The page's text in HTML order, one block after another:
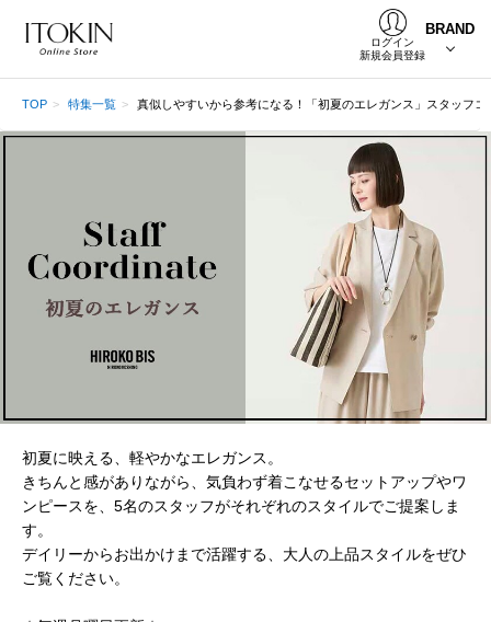
ログイン
新規会員登録
BRAND
TOP 特集一覧 真似しやすいから参考になる！「初夏のエレガンス」スタッフコ
初夏に映える、軽やかなエレガンス。
きちんと感がありながら、気負わず着こなせるセットアップやワ
ンピースを、5名のスタッフがそれぞれのスタイルでご提案しま
す。
デイリーからお出かけまで活躍する、大人の上品スタイルをぜひ
ご覧ください。